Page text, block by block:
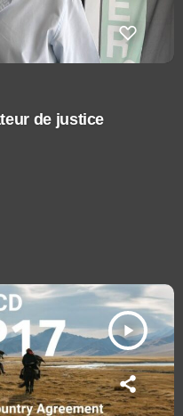
de justice
play_arrow